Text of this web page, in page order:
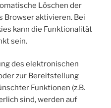
Löschen der
Browser aktivieren. Bei
kann die Funktionalität
sein.
des elektronischen
zur Bereitstellung
Funktionen (z.B.
sind, werden auf